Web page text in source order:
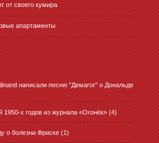
от своего кумира
апартаменты
написали песню "Демагог" о Дональде
х годов из журнала «Огонёк» (4)
о болезни Фриске (1)